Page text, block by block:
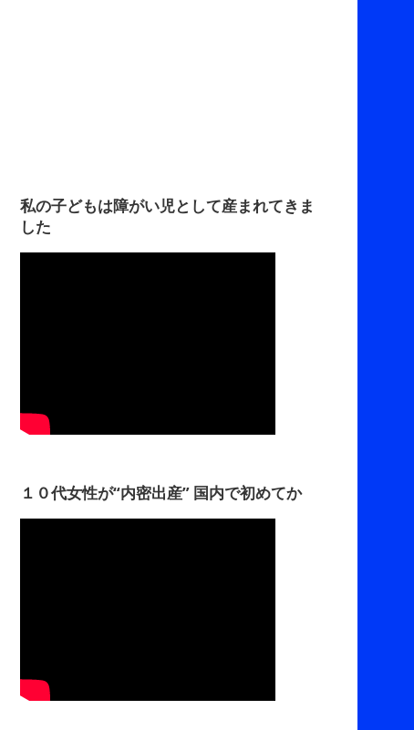
私の子どもは障がい児として産まれてきま
した
１０代女性が“内密出産” 国内で初めてか